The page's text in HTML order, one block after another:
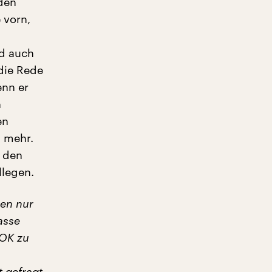
vorn,
auch
Rede
er
nur
zu